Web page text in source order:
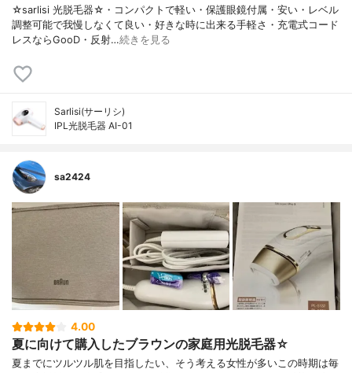
☆sarlisi 光脱毛器☆・コンパクトで軽い・保護眼鏡付属・安い・レベル
調整可能で我慢しなくて良い・好きな時に出来る手軽さ・充電式コード
レスならGooD・反射…続きを見る
Sarlisi(サーリシ)
IPL光脱毛器 AI-01
sa2424
4.00
夏に向けて購入したブラウンの家庭用光脱毛器☆
夏までにツルツル肌を目指したい、そう考える女性が多いこの時期は毎